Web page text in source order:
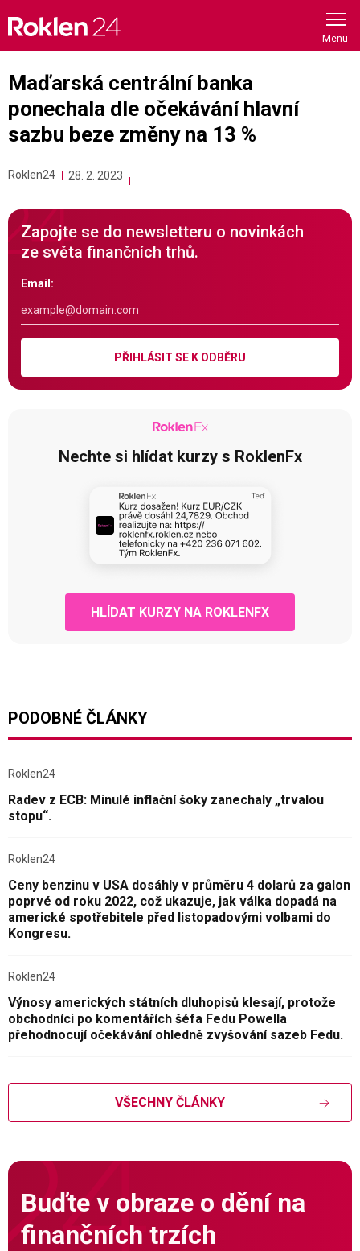
content
Maďarská centrální banka
ponechala dle očekávání hlavní
sazbu beze změny na 13 %
Roklen24 28. 2. 2023
Zapojte se do newsletteru o novinkách
ze světa finančních trhů.
Email:
PŘIHLÁSIT SE K ODBĚRU
Nechte si hlídat kurzy s RoklenFx
HLÍDAT KURZY NA ROKLENFX
PODOBNÉ ČLÁNKY
Roklen24
Radev z ECB: Minulé inflační šoky zanechaly „trvalou
stopu“.
Roklen24
Ceny benzinu v USA dosáhly v průměru 4 dolarů za galon
poprvé od roku 2022, což ukazuje, jak válka dopadá na
americké spotřebitele před listopadovými volbami do
Kongresu.
Roklen24
Výnosy amerických státních dluhopisů klesají, protože
obchodníci po komentářích šéfa Fedu Powella
přehodnocují očekávání ohledně zvyšování sazeb Fedu.
VŠECHNY ČLÁNKY
Buďte v obraze o dění na
finančních trzích